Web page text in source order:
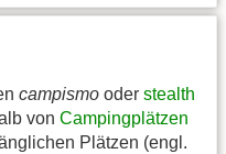
campismo oder stealth
von Campingplätzen
Plätzen (engl.